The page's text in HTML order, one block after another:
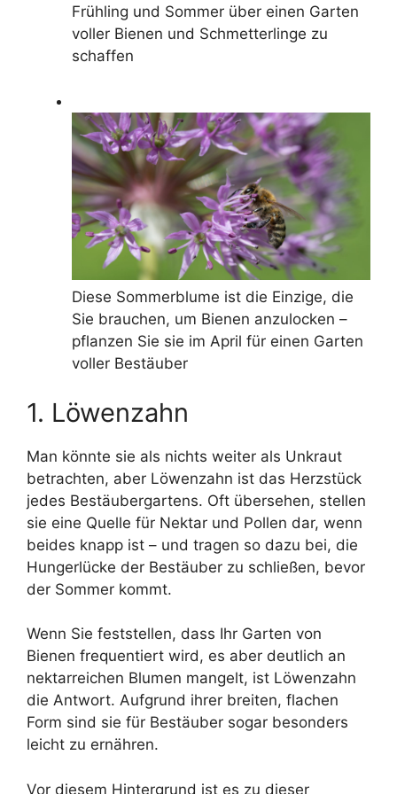
Frühling und Sommer über einen Garten
voller Bienen und Schmetterlinge zu
schaffen
Diese Sommerblume ist die Einzige, die
Sie brauchen, um Bienen anzulocken –
pflanzen Sie sie im April für einen Garten
voller Bestäuber
1. Löwenzahn
Man könnte sie als nichts weiter als Unkraut
betrachten, aber Löwenzahn ist das Herzstück
jedes Bestäubergartens. Oft übersehen, stellen
sie eine Quelle für Nektar und Pollen dar, wenn
beides knapp ist – und tragen so dazu bei, die
Hungerlücke der Bestäuber zu schließen, bevor
der Sommer kommt.
Wenn Sie feststellen, dass Ihr Garten von
Bienen frequentiert wird, es aber deutlich an
nektarreichen Blumen mangelt, ist Löwenzahn
die Antwort. Aufgrund ihrer breiten, flachen
Form sind sie für Bestäuber sogar besonders
leicht zu ernähren.
Vor diesem Hintergrund ist es zu dieser